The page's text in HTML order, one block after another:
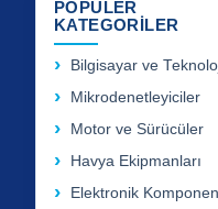
POPÜLER
KATEGORİLER
Bilgisayar ve
Mikrodenetleyiciler
Motor ve Sürücüler
Havya Ekipmanları
Elektronik